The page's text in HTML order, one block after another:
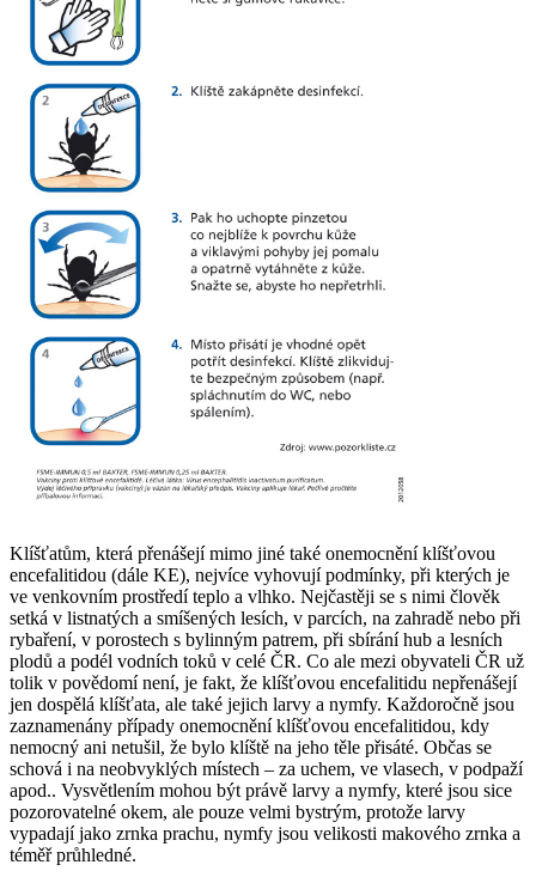
Klíšťatům, která přenášejí mimo jiné také onemocnění klíšťovou
encefalitidou (dále KE), nejvíce vyhovují podmínky, při kterých je
ve venkovním prostředí teplo a vlhko. Nejčastěji se s nimi člověk
setká v listnatých a smíšených lesích, v parcích, na zahradě nebo při
rybaření, v porostech s bylinným patrem, při sbírání hub a lesních
plodů a podél vodních toků v celé ČR. Co ale mezi obyvateli ČR už
tolik v povědomí není, je fakt, že klíšťovou encefalitidu nepřenášejí
jen dospělá klíšťata, ale také jejich larvy a nymfy. Každoročně jsou
zaznamenány případy onemocnění klíšťovou encefalitidou, kdy
nemocný ani netušil, že bylo klíště na jeho těle přisáté. Občas se
schová i na neobvyklých místech – za uchem, ve vlasech, v podpaží
apod.. Vysvětlením mohou být právě larvy a nymfy, které jsou sice
pozorovatelné okem, ale pouze velmi bystrým, protože larvy
vypadají jako zrnka prachu, nymfy jsou velikosti makového zrnka a
téměř průhledné.